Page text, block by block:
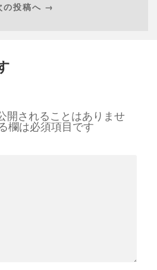
の投稿へ →
開されることはありませ
欄は必須項目です